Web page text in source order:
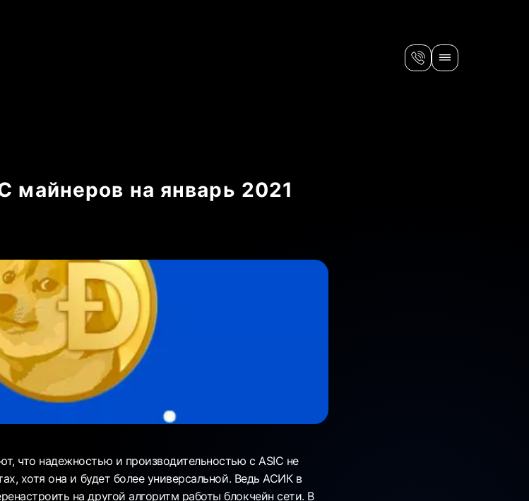
майнеров на январь 2021
что надежностью и производительностью с ASIC не
хотя она и будет более универсальной. Ведь АСИК в
на другой алгоритм работы блокчейн сети. В